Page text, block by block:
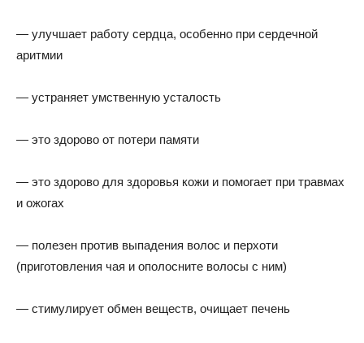
— улучшает работу сердца, особенно при сердечной
аритмии
— устраняет умственную усталость
— это здорово от потери памяти
— это здорово для здоровья кожи и помогает при травмах
и ожогах
— полезен против выпадения волос и перхоти
(приготовления чая и ополосните волосы с ним)
— стимулирует обмен веществ, очищает печень